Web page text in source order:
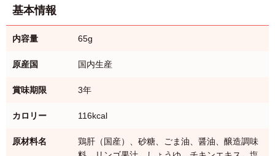
基本情報
内容量 65g
原産国 国内生産
賞味期限 3年
カロリー 116kcal
原材料名
鶏肝（国産）、砂糖、ごま油、醤油、醸造調味